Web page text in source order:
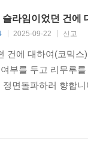
슬라임이었던 건에
2025-09-22 | 신고
건에 대하여(코믹
부를 두고 리무루